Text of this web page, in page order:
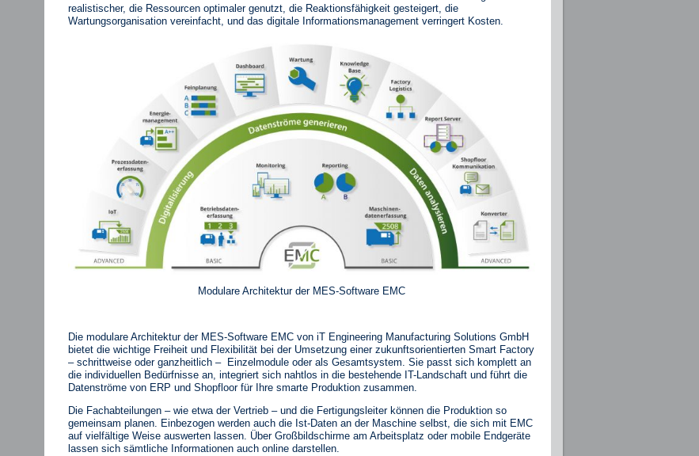
realistischer, die Ressourcen optimaler genutzt, die Reaktionsfähigkeit gesteigert, die
Wartungsorganisation vereinfacht, und das digitale Informationsmanagement verringert Kosten.
Modulare Architektur der MES-Software EMC
Die modulare Architektur der MES-Software EMC von iT Engineering Manufacturing Solutions GmbH
bietet die wichtige Freiheit und Flexibilität bei der Umsetzung einer zukunftsorientierten Smart Factory
– schrittweise oder ganzheitlich – Einzelmodule oder als Gesamtsystem. Sie passt sich komplett an
die individuellen Bedürfnisse an, integriert sich nahtlos in die bestehende IT-Landschaft und führt die
Datenströme von ERP und Shopfloor für Ihre smarte Produktion zusammen.
Die Fachabteilungen – wie etwa der Vertrieb – und die Fertigungsleiter können die Produktion so
gemeinsam planen. Einbezogen werden auch die Ist-Daten an der Maschine selbst, die sich mit EMC
auf vielfältige Weise auswerten lassen. Über Großbildschirme am Arbeitsplatz oder mobile Endgeräte
lassen sich sämtliche Informationen auch online darstellen.